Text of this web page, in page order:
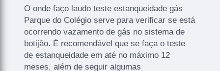
O onde faço laudo teste estanqueidade gás
Parque do Colégio serve para verificar se está
ocorrendo vazamento de gás no sistema de
botijão. É recomendável que se faça o teste
de estanqueidade em até no máximo 12
meses, além de seguir algumas